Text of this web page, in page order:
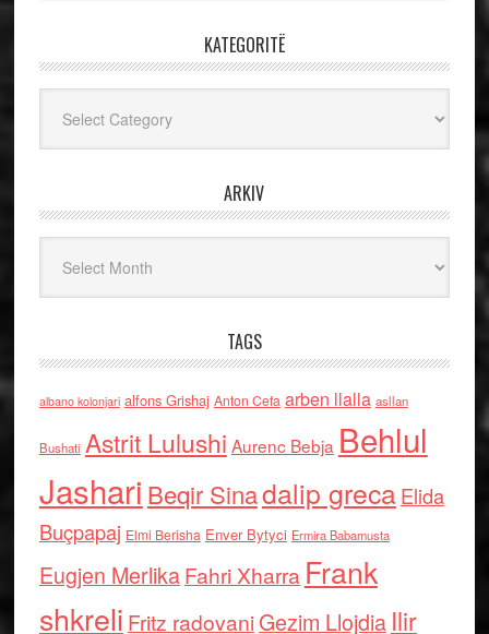
KATEGORITË
ARKIV
TAGS
albano kolonjari alfons Grishaj Anton Cefa arben llalla asllan
Bushati Astrit Lulushi Aurenc Bebja Behlul
Jashari Beqir Sinadalip grecaElida
Buçpapaj Elmi Berisha Enver Bytyci Ermira Babamusta
Eugjen MerlikaFahri Xharra Frank
shkreli Fritz radovaniGezim Llojdia Ilir